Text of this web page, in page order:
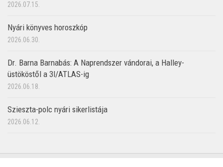
2026.07.15.
Nyári könyves horoszkóp
2026.06.30.
Dr. Barna Barnabás: A Naprendszer vándorai, a Halley-
üstököstől a 3I/ATLAS-ig
2026.06.18.
Szieszta-polc nyári sikerlistája
2026.06.12.